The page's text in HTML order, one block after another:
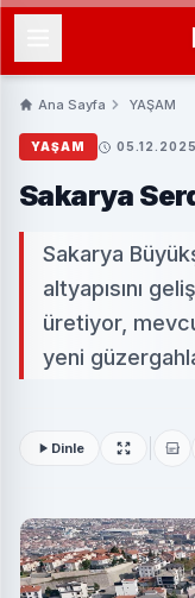
Ana Sayfa YAŞAM
YAŞAM
Sakarya
Sakarya
altyapısını
üretiyor,
yeni
Dinle